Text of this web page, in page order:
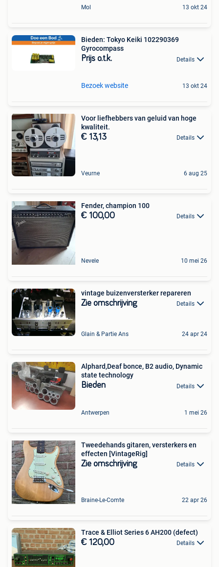
Mol 13 okt 24
Bieden: Tokyo Keiki 102290369
Gyrocompass
Prijs o.t.k. Details
Bezoek website 13 okt 24
Voor liefhebbers van geluid van hoge
kwaliteit.
€ 13,13 Details
Veurne 6 aug 25
Fender, champion 100
€ 100,00 Details
Nevele 10 mei 26
vintage buizenversterker repareren
Zie omschrijving Details
Glain & Partie Ans 24 apr 24
Alphard,Deaf bonce, B2 audio, Dynamic
state technology
Bieden Details
Antwerpen 1 mei 26
Tweedehands gitaren, versterkers en
effecten [VintageRig]
Zie omschrijving Details
Braine-Le-Comte 22 apr 26
Trace & Elliot Series 6 AH200 (defect)
€ 120,00 Details